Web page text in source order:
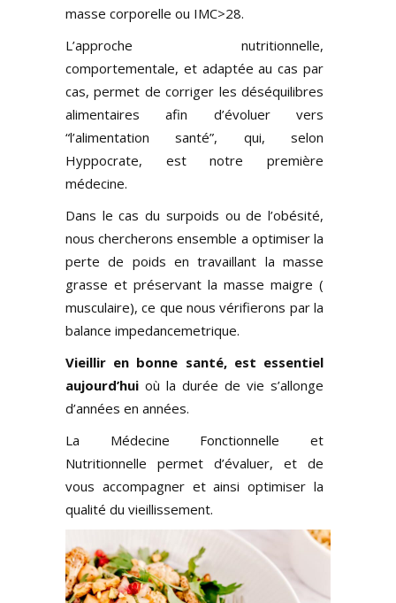
masse corporelle ou IMC>28.
L’approche nutritionnelle,
comportementale, et adaptée au cas par
cas, permet de corriger les déséquilibres
alimentaires afin d’évoluer vers
“l’alimentation santé”, qui, selon
Hyppocrate, est notre première
médecine.
Dans le cas du surpoids ou de l’obésité,
nous chercherons ensemble a optimiser la
perte de poids en travaillant la masse
grasse et préservant la masse maigre (
musculaire), ce que nous vérifierons par la
balance impedancemetrique.
Vieillir en bonne santé, est essentiel
aujourd’hui où la durée de vie s’allonge
d’années en années.
La Médecine Fonctionnelle et
Nutritionnelle permet d’évaluer, et de
vous accompagner et ainsi optimiser la
qualité du vieillissement.